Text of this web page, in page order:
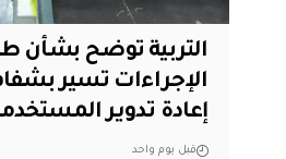
التربية توضح بشأن
الإجراءات تسير
إعادة تدوير
قبل يوم واحد